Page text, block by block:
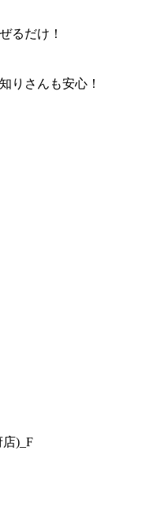
るだけ！
りさんも安心！
)_F